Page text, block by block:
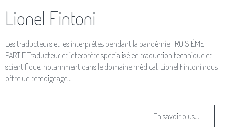
Lionel Fintoni
Les traducteurs et les interprètes pendant la pandémie TROISIÈME
PARTIE Traducteur et interprète spécialisé en traduction technique et
scientifique, notamment dans le domaine médical, Lionel Fintoni nous
offre un témoignage...
En savoir plus...